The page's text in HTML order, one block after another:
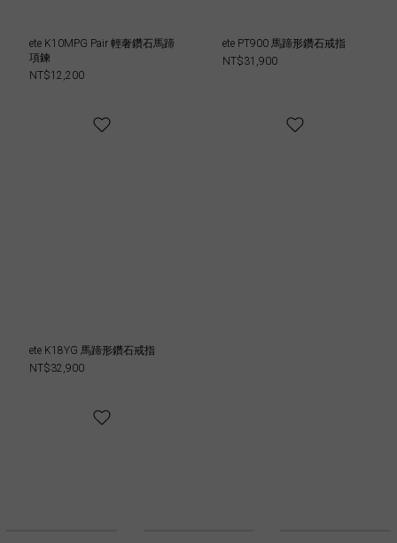
ete K10MPG Pair 輕奢鑽石馬蹄
項鍊
NT$12,200
ete PT900 馬蹄形鑽石戒指
NT$31,900
ete K18YG 馬蹄形鑽石戒指
NT$32,900